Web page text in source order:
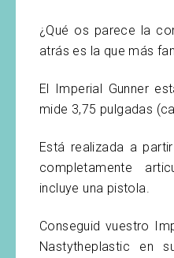
¿Qué os parece la
atrás es la que más
El Imperial Gunner
mide 3,75 pulgadas
Está realizada a
completamente
incluye una pistola.
Conseguid vuestro
Nastytheplastic en